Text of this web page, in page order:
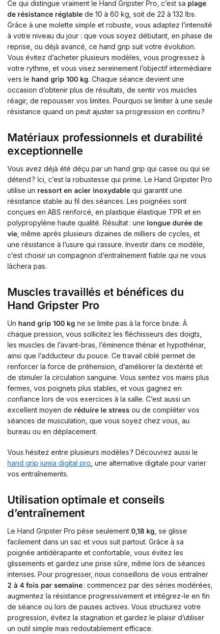
Ce qui distingue vraiment le Hand Gripster Pro, c’est sa plage
de résistance réglable de 10 à 60 kg, soit de 22 à 132 lbs.
Grâce à une molette simple et robuste, vous adaptez l’intensité
à votre niveau du jour : que vous soyez débutant, en phase de
reprise, ou déjà avancé, ce hand grip suit votre évolution.
Vous évitez d’acheter plusieurs modèles, vous progressez à
votre rythme, et vous visez sereinement l’objectif intermédiaire
vers le hand grip 100 kg. Chaque séance devient une
occasion d’obtenir plus de résultats, de sentir vos muscles
réagir, de repousser vos limites. Pourquoi se limiter à une seule
résistance quand on peut ajuster sa progression en continu ?
Matériaux professionnels et durabilité
exceptionnelle
Vous avez déjà été déçu par un hand grip qui casse ou qui se
détend ? Ici, c’est la robustesse qui prime. Le Hand Gripster Pro
utilise un ressort en acier inoxydable qui garantit une
résistance stable au fil des séances. Les poignées sont
conçues en ABS renforcé, en plastique élastique TPR et en
polypropylène haute qualité. Résultat : une longue durée de
vie , même après plusieurs dizaines de milliers de cycles, et
une résistance à l’usure qui rassure. Investir dans ce modèle,
c’est choisir un compagnon d’entraînement fiable qui ne vous
lâchera pas.
Muscles travaillés et bénéfices du
Hand Gripster Pro
Un hand grip 100 kg ne se limite pas à la force brute. À
chaque pression, vous sollicitez les fléchisseurs des doigts,
les muscles de l’avant-bras, l’éminence thénar et hypothénar,
ainsi que l’adducteur du pouce. Ce travail ciblé permet de
renforcer la force de préhension, d’améliorer la dextérité et
de stimuler la circulation sanguine. Vous sentez vos mains plus
fermes, vos poignets plus stables, et vous gagnez en
confiance lors de vos exercices à la salle. C’est aussi un
excellent moyen de réduire le stress ou de compléter vos
séances de musculation, que vous soyez chez vous, au
bureau ou en déplacement.
Vous hésitez entre plusieurs modèles ? Découvrez aussi le
hand grip jumia digital pro , une alternative digitale pour varier
vos entraînements.
Utilisation optimale et conseils
d’entraînement
Le Hand Gripster Pro pèse seulement 0,18 kg , se glisse
facilement dans un sac et vous suit partout. Grâce à sa
poignée antidérapante et confortable, vous évitez les
glissements et gardez une prise sûre, même lors de séances
intenses. Pour progresser, nous conseillons de vous entraîner
2 à 4 fois par semaine: commencez par des séries modérées,
augmentez la résistance progressivement et intégrez-le en fin
de séance ou lors de pauses actives. Vous structurez votre
progression, évitez la stagnation et gardez le plaisir d’utiliser
un outil simple mais redoutablement efficace.